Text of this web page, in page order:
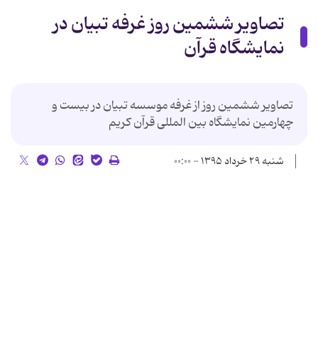
تصاویر ششمین روز غرفه تبیان در
نمایشگاه قرآن
تصاویر ششمین روز از غرفه موسسه تبیان در بیست و
چهارمین نمایشگاه بین المللی قرآن کریم
شنبه ۲۹ خرداد ۱۳۹۵ - ۰۰:۰۰